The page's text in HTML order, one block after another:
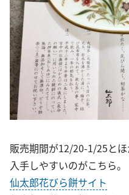
販売期間が12/20-1/25と
入手しやすいのがこちら。
仙太郎花びら餅サイト